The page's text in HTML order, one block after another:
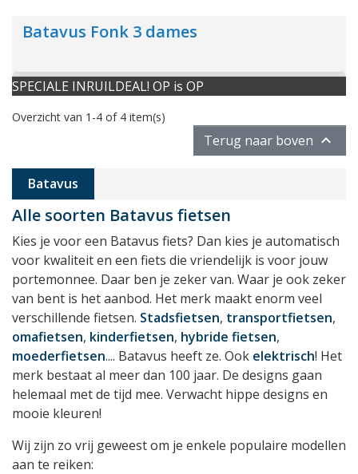
Batavus Fonk 3 dames
SPECIALE INRUILDEAL! OP is OP
Overzicht van 1-4 of 4 item(s)
Terug naar boven 
Batavus
Alle soorten Batavus fietsen
Kies je voor een Batavus fiets? Dan kies je automatisch
voor kwaliteit en een fiets die vriendelijk is voor jouw
portemonnee. Daar ben je zeker van. Waar je ook zeker
van bent is het aanbod. Het merk maakt enorm veel
verschillende fietsen. Stadsfietsen, transportfietsen,
omafietsen, kinderfietsen, hybride fietsen,
moederfietsen.... Batavus heeft ze. Ook elektrisch! Het
merk bestaat al meer dan 100 jaar. De designs gaan
helemaal met de tijd mee. Verwacht hippe designs en
mooie kleuren!
Wij zijn zo vrij geweest om je enkele populaire modellen
aan te reiken: